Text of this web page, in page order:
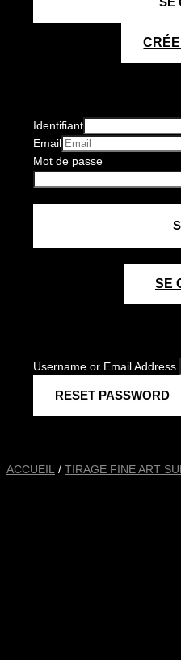
Identifiant
Email
Mot de passe
SE
Username or Email Address
ACCUEIL / TIRAGE FINE ART